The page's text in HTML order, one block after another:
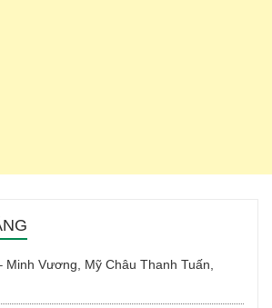
Minh Vương, Mỹ Châu Thanh Tuấn,